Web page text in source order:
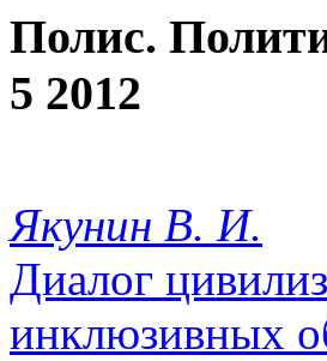
Полис.
5 2012
Якунин В. И.
Диалог
инклюзивных